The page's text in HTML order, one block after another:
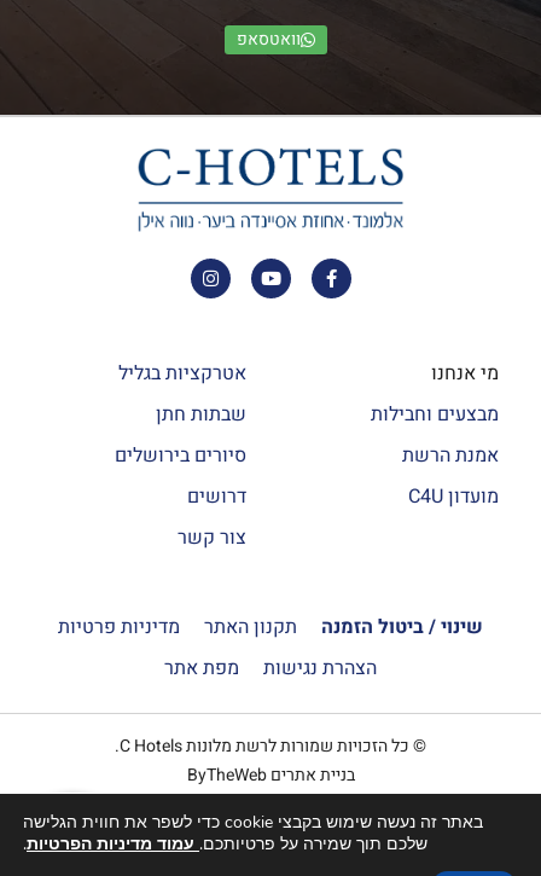
הזמנה
וואטסאפ
מי אנחנו
מבצעים וחבילות
אמנת הרשת
מועדון C4U
אטרקציות בגליל
שבתות חתן
סיורים בירושלים
דרושים
צור קשר
שינוי / ביטול הזמנה תקנון האתר
מדיניות פרטיות
הצהרת נגישות
מפת אתר
© כל הזכויות שמורות לרשת מלונות C Hotels.
בניית אתרים ByTheWeb
באתר זה נעשה שימוש בקבצי cookie כדי לשפר את חווית הגלישה
שלכם תוך שמירה על פרטיותכם. עמוד מדיניות הפרטיות.